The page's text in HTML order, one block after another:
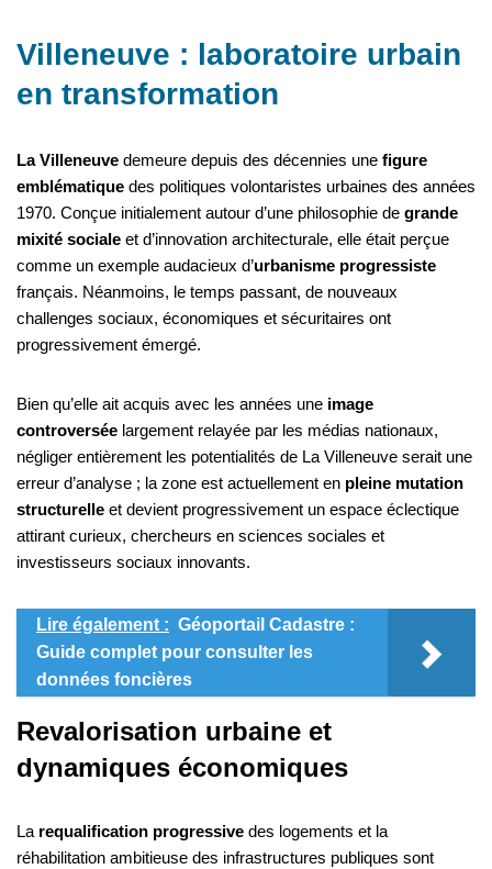
Villeneuve : laboratoire urbain
en transformation
La Villeneuve demeure depuis des décennies une figure
emblématique des politiques volontaristes urbaines des années
1970. Conçue initialement autour d’une philosophie de grande
mixité sociale et d’innovation architecturale, elle était perçue
comme un exemple audacieux d’urbanisme progressiste
français. Néanmoins, le temps passant, de nouveaux
challenges sociaux, économiques et sécuritaires ont
progressivement émergé.
Bien qu’elle ait acquis avec les années une image
controversée largement relayée par les médias nationaux,
négliger entièrement les potentialités de La Villeneuve serait une
erreur d’analyse ; la zone est actuellement en pleine mutation
structurelle et devient progressivement un espace éclectique
attirant curieux, chercheurs en sciences sociales et
investisseurs sociaux innovants.
Lire également : Géoportail Cadastre :
Guide complet pour consulter les
données foncières
Revalorisation urbaine et
dynamiques économiques
La requalification progressive des logements et la
réhabilitation ambitieuse des infrastructures publiques sont